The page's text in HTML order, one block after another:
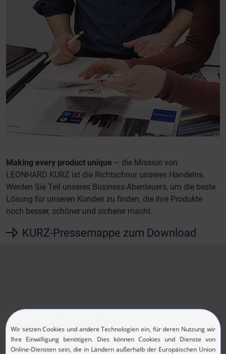
Making every product unique – die Mission von
LEONHARD KURZ ist die Richtschnur unseres Handelns.
Werden Sie Teil unseres Business-Abenteuers, um die beste
Lösung für unseren Kunden zu finden, die ihre Produkte
noch besser, schöner und sicherer macht.
KURZ-Pressemappe zum Download
Pressekontakt